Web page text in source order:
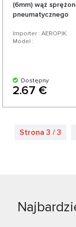
(6mm) wąż
pneumatycznego
Importer : AEROPIK
Model :
Dostępny
2.67 €
Strona 3 / 3